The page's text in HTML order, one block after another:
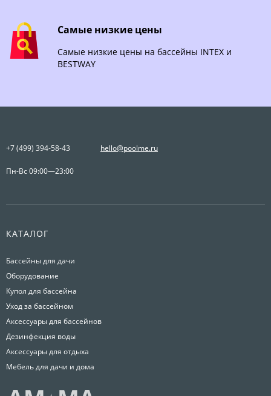
Самые низкие цены
Самые низкие цены на бассейны INTEX и
BESTWAY
+7 (499) 394-58-43 hello@poolme.ru
Пн-Вс 09:00—23:00
КАТАЛОГ
Бассейны для дачи
Оборудование
Купол для бассейна
Уход за бассейном
Аксессуары для бассейнов
Дезинфекция воды
Аксессуары для отдыха
Мебель для дачи и дома